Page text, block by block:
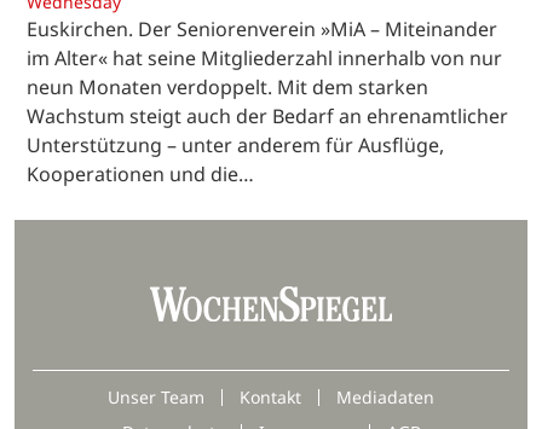
Euskirchen. Der Seniorenverein »MiA – Miteinander
im Alter« hat seine Mitgliederzahl innerhalb von nur
neun Monaten verdoppelt. Mit dem starken
Wachstum steigt auch der Bedarf an ehrenamtlicher
Unterstützung – unter anderem für Ausflüge,
Kooperationen und die…
Unser Team Kontakt
Mediadaten